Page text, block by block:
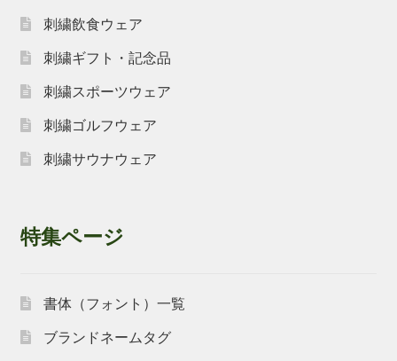
刺繍飲食ウェア
刺繍ギフト・記念品
刺繍スポーツウェア
刺繍ゴルフウェア
刺繍サウナウェア
特集ページ
書体（フォント）一覧
ブランドネームタグ